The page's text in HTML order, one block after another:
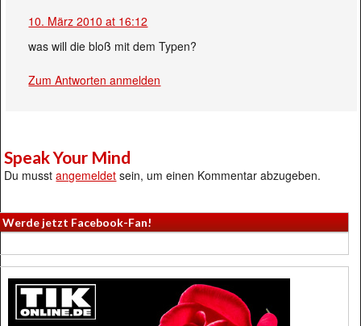
10. März 2010 at 16:12
was will die bloß mit dem Typen?
Zum Antworten anmelden
Speak Your Mind
Du musstangemeldet sein, um einen Kommentar abzugeben.
Werde jetzt Facebook-Fan!